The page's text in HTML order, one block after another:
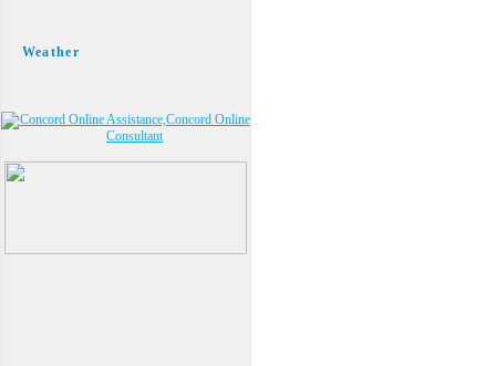
Weather